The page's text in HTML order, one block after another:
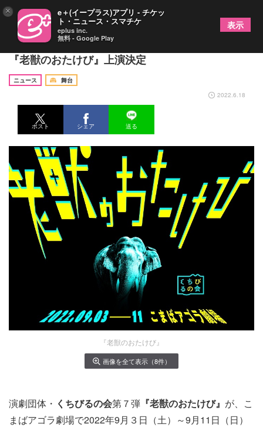
演劇団体・くちびるの会、約3年ぶりの新作長編
『老獣のおたけび』上演決定
ニュース
舞台
2022.6.18
ポスト シェア 送る
『老獣のおたけび』
画像を全て表示（8件）
演劇団体・ くちびるの会第７弾 『老獣のおたけび』 が、こ
まばアゴラ劇場で2022年9月３日（土）～9月11日（日）
× e＋(イープラス)アプリ - チケッ
ト・ニュース・スマチケ
eplus inc.
無料 - Google Play
表示